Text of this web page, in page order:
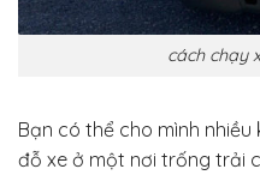
cách chạy
Bạn có thể cho mình
đỗ xe ở một nơi trống trải